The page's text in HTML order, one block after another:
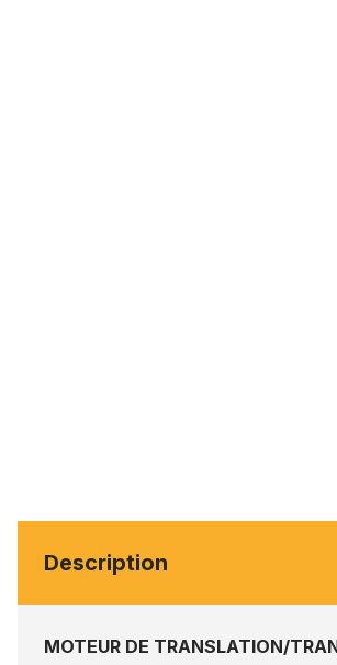
Description
MOTEUR DE TRANSLATION/